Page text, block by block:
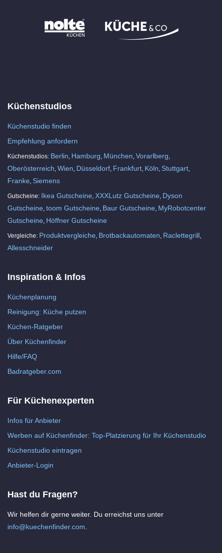
Küchenstudios
Küchenstudio finden
Empfehlung anfordern
Küchenstudios: Berlin Hamburg München Vorarlberg
Oberösterreich Wien Düsseldorf Frankfurt Köln Stuttgart
Franke Siemens
Gutscheine: Ikea Gutscheine XXXLutz Gutscheine Dyson
Gutscheine toom Gutscheine Baur Gutscheine MyRobotcenter
Gutscheine Höffner Gutscheine
Vergleiche: Produktvergleiche Brotbackautomaten Raclettegrill
Allesschneider
Inspiration & Infos
Küchenplanung
Reinigung: Küche putzen
Küchen-Ratgeber
Über Küchenfinder
Hilfe/FAQ
Badratgeber.com
Für Küchenexperten
Infos für Anbieter
Werben auf Küchenfinder: Top-Platzierung für Ihr Küchenstudio
Küchenstudio eintragen
Anbieter-Login
Hast du Fragen?
Wir helfen dir gerne weiter. Du erreichst uns unter
info@kuechenfinder.com